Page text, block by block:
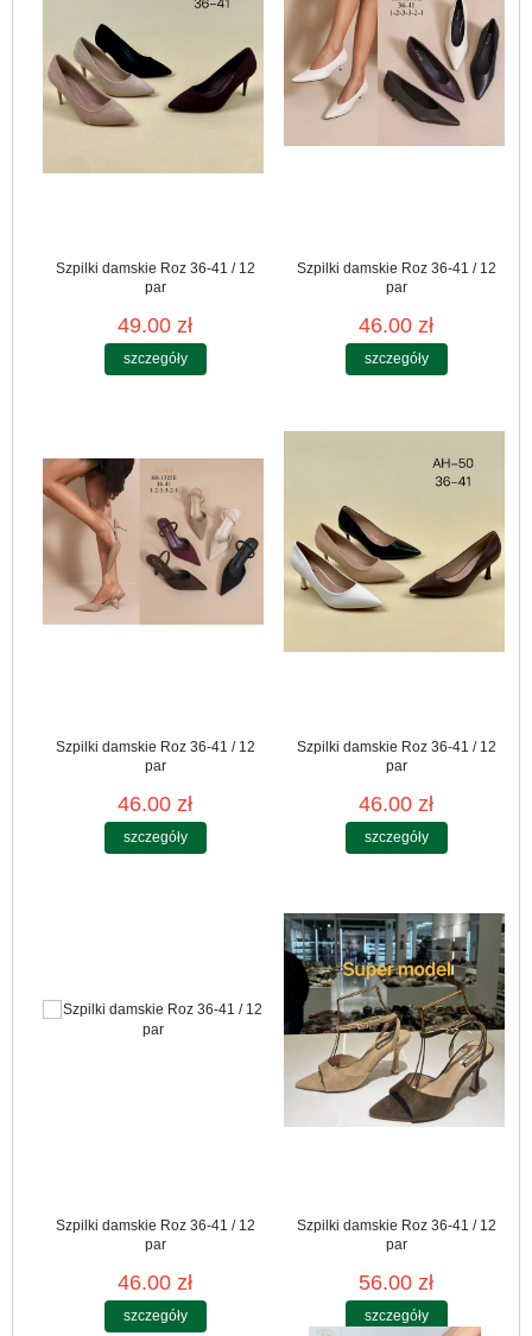
Szpilki damskie Roz 36-41 / 12
par
49.00 zł
szczegóły
Szpilki damskie Roz 36-41 / 12
par
46.00 zł
szczegóły
Szpilki damskie Roz 36-41 / 12
par
46.00 zł
szczegóły
Szpilki damskie Roz 36-41 / 12
par
46.00 zł
szczegóły
Szpilki damskie Roz 36-41 / 12
par
46.00 zł
szczegóły
Szpilki damskie Roz 36-41 / 12
par
56.00 zł
szczegóły